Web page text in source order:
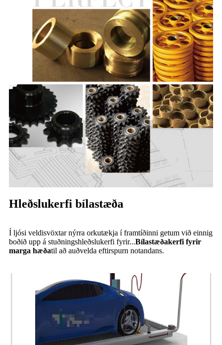
Hleðslukerfi bílastæða
Í ljósi veldisvöxtar nýrra orkutækja í framtíðinni getum við einnig
boðið upp á stuðningshleðslukerfi fyrir...Bílastæðakerfi fyrir
marga hæðatil að auðvelda eftirspurn notandans.